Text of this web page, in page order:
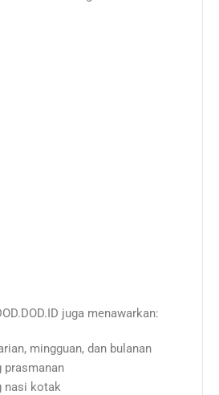
juga menawarkan:
mingguan, dan bulanan
prasmanan
nasi kotak